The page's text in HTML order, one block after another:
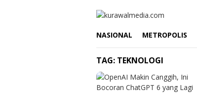
NASIONAL METROPOLIS
TAG: TEKNOLOGI